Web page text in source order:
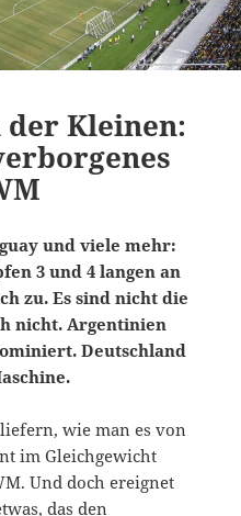
Kleinen:
und viele mehr:
3 und 4 langen an
zu. Es sind nicht die
nicht. Argentinien
Deutschland
wie man es von
im Gleichgewicht
Und doch ereignet
das den